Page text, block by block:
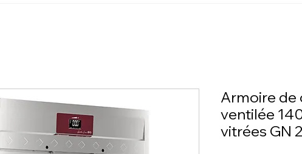
Armoire de
ventilée
vitrées GN